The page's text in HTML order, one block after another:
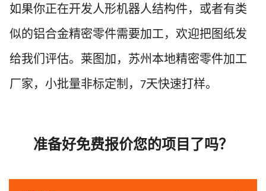
如果你正在开发人形机器人结构件，或者有类
似的铝合金精密零件需要加工，欢迎把图纸发
给我们评估。 莱图加，苏州本地精密零件加工
厂家，小批量非标定制， 7天快速打样。
准备好免费报价您的项目了吗？